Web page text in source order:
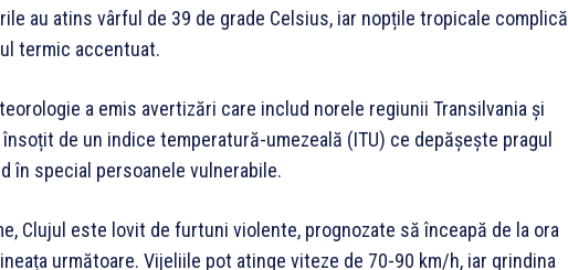
au atins vârful de 39 de grade Celsius, iar nopțile tropicale complică
termic accentuat.
a emis avertizări care includ norele regiunii Transilvania și
de un indice temperatură-umezeală (ITU) ce depășește pragul
în special persoanele vulnerabile.
Clujul este lovit de furtuni violente, prognozate să înceapă de la ora
următoare. Vijeliile pot atinge viteze de 70-90 km/h, iar grindina